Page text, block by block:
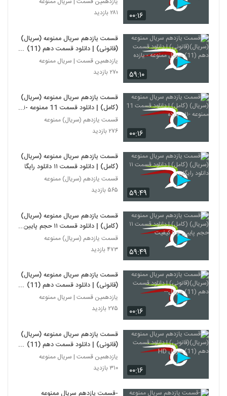
۰۰:۱۶
۲۸۱ بازدید
۵۹:۱۰
قسمت یازدهم سریال ممنوعه (سریال)
(قانونی) | دانلود قسمت دهم (11)
سریال ممنوعه - یازده
یازدهمین قسمت | سریال ممنوعه
۲۷۰ بازدید
۰۰:۱۶
قسمت یازدهم سریال ممنوعه (سریال)
(کامل) | دانلود قسمت 11 ممنوعه -۱۱
- یازده
قسمت یازدهم (سریال) ممنوعه
۲۷۶ بازدید
۵۹:۴۹
قسمت یازدهم سریال ممنوعه (سریال)
(کامل) | دانلود قسمت ۱۱ دانلود رایگان
قسمت یازدهم (سریال) ممنوعه
۵۶۵ بازدید
۵۹:۴۹
قسمت یازدهم سریال ممنوعه (سریال)
(کامل) | دانلود قسمت ۱۱ حجم پایین
و با کیفیت
قسمت یازدهم (سریال) ممنوعه
۴۷۳ بازدید
۰۰:۱۶
قسمت یازدهم سریال ممنوعه (سریال)
(قانونی) | دانلود قسمت دهم (11)
سریال--
یازدهمین قسمت | سریال ممنوعه
۲۷۵ بازدید
۰۰:۱۶
قسمت یازدهم سریال ممنوعه (سریال)
(قانونی) | دانلود قسمت دهم (11)
سریال HD
یازدهمین قسمت | سریال ممنوعه
۳۱۰ بازدید
-قسمت یازدهم سریال ممنوعه